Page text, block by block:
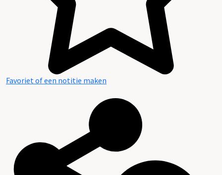
Favoriet of een notitie maken